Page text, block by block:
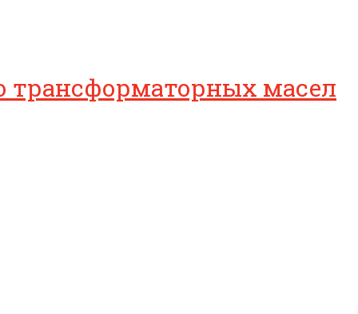
трансформаторных масел